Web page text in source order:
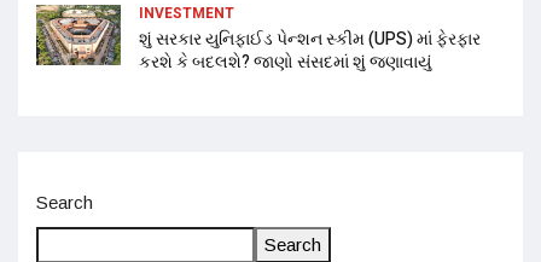
INVESTMENT
શું સરકાર યુનિફાઈડ પેન્શન સ્કીમ (UPS) માં ફેરફાર
કરશે કે બદલશે? જાણો સંસદમાં શું જણાવાયું
Search
Search